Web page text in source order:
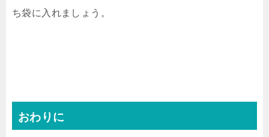
ち袋に入れましょう。
おわりに